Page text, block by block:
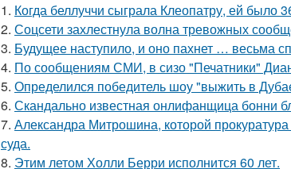
1. Когда беллуччи сыграла Клеопатру, ей было
2. Соцсети захлестнула волна тревожных
3. Будущее наступило, и оно пахнет … весьма
4. По сообщениям СМИ, в сизо "Печатники"
5. Определился победитель шоу "выжить в
6. Скандально известная онлифанщица бонни
7. Александра Митрошина, которой
суда.
8. Этим летом Холли Берри исполнится 60 лет.